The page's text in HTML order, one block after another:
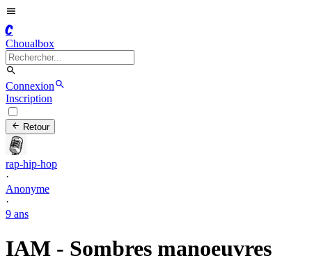
C
Choualbox
Connexion
Inscription
Retour
rap-hip-hop
·
Anonyme
·
9 ans
IAM - Sombres manoeuvres